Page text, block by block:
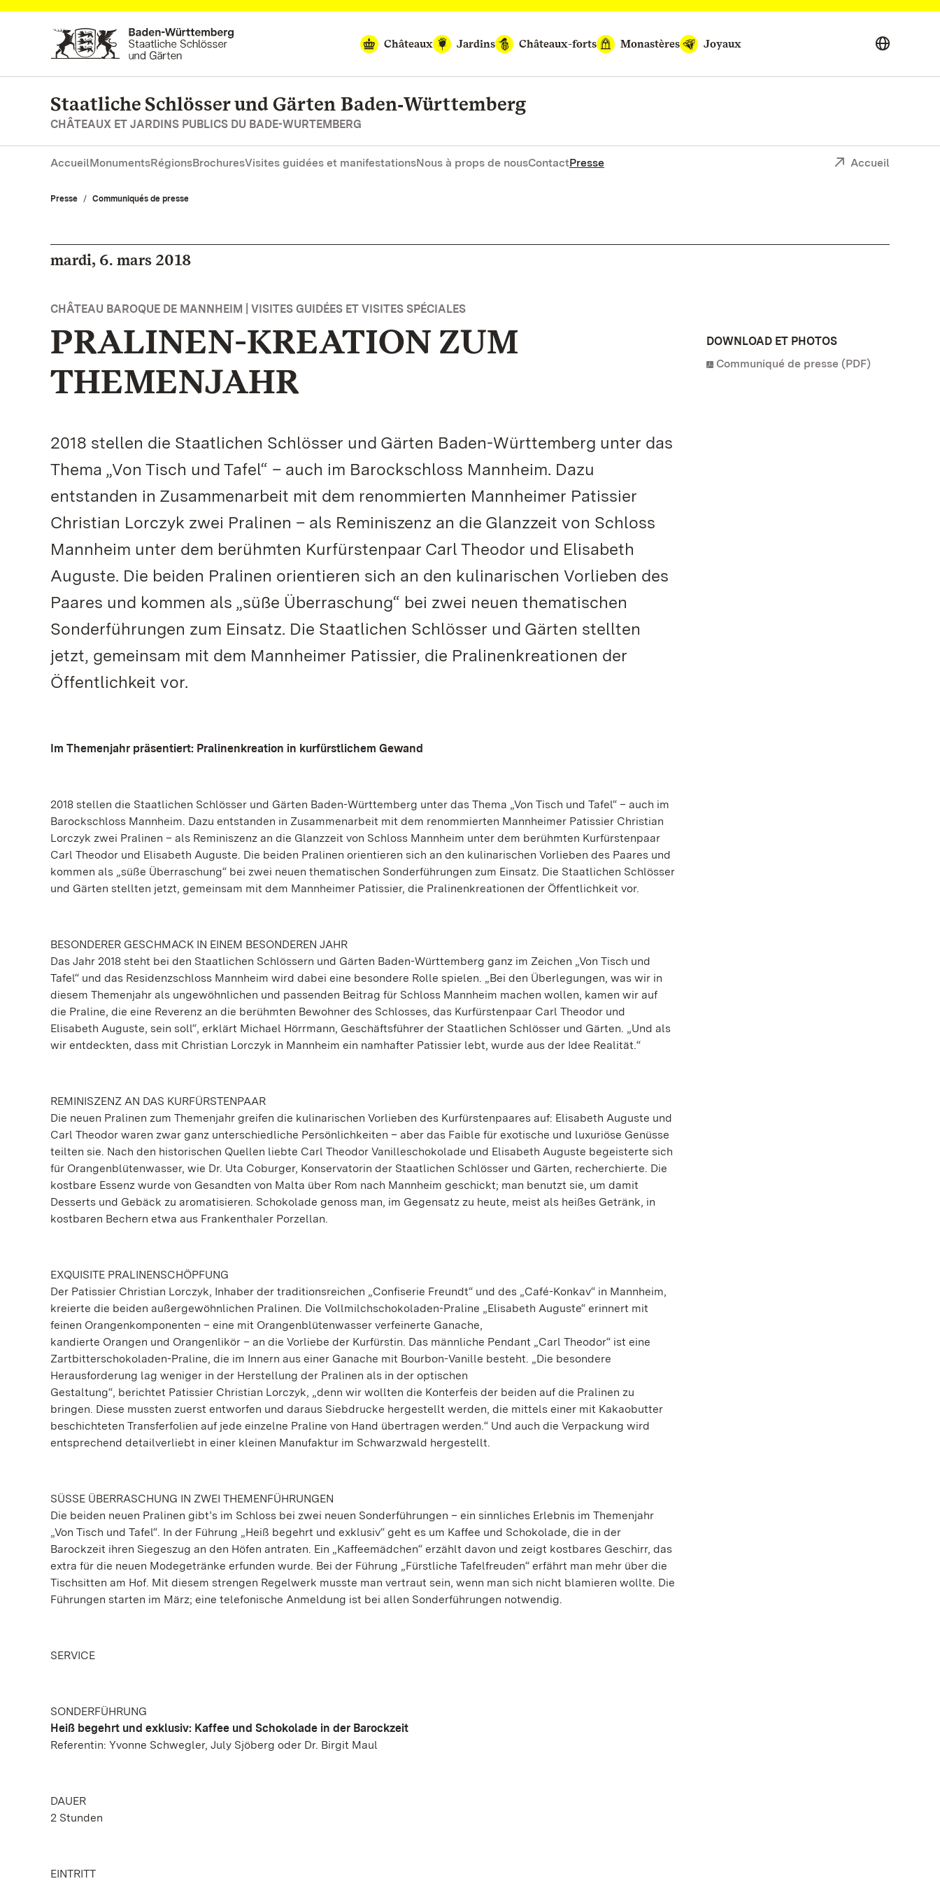
Vers la page d’accueil
Châteaux
Jardins Châteaux-forts Monastères Joyaux
Staatliche Schlösser und Gärten Baden‑Württemberg
CHÂTEAUX ET JARDINS PUBLICS DU BADE-WURTEMBERG
AccueilMonumentsRégionsBrochuresVisites guidées et manifestationsNous à props de nousContactPresse Accueil
Presse Communiqués de presse
mardi, 6. mars 2018
CHÂTEAU BAROQUE DE MANNHEIM | VISITES GUIDÉES ET VISITES SPÉCIALES
PRALINEN-KREATION ZUM
THEMENJAHR
2018 stellen die Staatlichen Schlösser und Gärten Baden-Württemberg unter das
Thema „Von Tisch und Tafel“ – auch im Barockschloss Mannheim. Dazu
entstanden in Zusammenarbeit mit dem renommierten Mannheimer Patissier
Christian Lorczyk zwei Pralinen – als Reminiszenz an die Glanzzeit von Schloss
Mannheim unter dem berühmten Kurfürstenpaar Carl Theodor und Elisabeth
Auguste. Die beiden Pralinen orientieren sich an den kulinarischen Vorlieben des
Paares und kommen als „süße Überraschung“ bei zwei neuen thematischen
Sonderführungen zum Einsatz. Die Staatlichen Schlösser und Gärten stellten
jetzt, gemeinsam mit dem Mannheimer Patissier, die Pralinenkreationen der
Öffentlichkeit vor.
Im Themenjahr präsentiert: Pralinenkreation in kurfürstlichem Gewand
2018 stellen die Staatlichen Schlösser und Gärten Baden-Württemberg unter das Thema „Von Tisch und Tafel“ – auch im
Barockschloss Mannheim. Dazu entstanden in Zusammenarbeit mit dem renommierten Mannheimer Patissier Christian
Lorczyk zwei Pralinen – als Reminiszenz an die Glanzzeit von Schloss Mannheim unter dem berühmten Kurfürstenpaar
Carl Theodor und Elisabeth Auguste. Die beiden Pralinen orientieren sich an den kulinarischen Vorlieben des Paares und
kommen als „süße Überraschung“ bei zwei neuen thematischen Sonderführungen zum Einsatz. Die Staatlichen Schlösser
und Gärten stellten jetzt, gemeinsam mit dem Mannheimer Patissier, die Pralinenkreationen der Öffentlichkeit vor.
BESONDERER GESCHMACK IN EINEM BESONDEREN JAHR
Das Jahr 2018 steht bei den Staatlichen Schlössern und Gärten Baden-Württemberg ganz im Zeichen „Von Tisch und
Tafel“ und das Residenzschloss Mannheim wird dabei eine besondere Rolle spielen. „Bei den Überlegungen, was wir in
diesem Themenjahr als ungewöhnlichen und passenden Beitrag für Schloss Mannheim machen wollen, kamen wir auf
die Praline, die eine Reverenz an die berühmten Bewohner des Schlosses, das Kurfürstenpaar Carl Theodor und
Elisabeth Auguste, sein soll“, erklärt Michael Hörrmann, Geschäftsführer der Staatlichen Schlösser und Gärten. „Und als
wir entdeckten, dass mit Christian Lorczyk in Mannheim ein namhafter Patissier lebt, wurde aus der Idee Realität.“
REMINISZENZ AN DAS KURFÜRSTENPAAR
Die neuen Pralinen zum Themenjahr greifen die kulinarischen Vorlieben des Kurfürstenpaares auf: Elisabeth Auguste und
Carl Theodor waren zwar ganz unterschiedliche Persönlichkeiten – aber das Faible für exotische und luxuriöse Genüsse
teilten sie. Nach den historischen Quellen liebte Carl Theodor Vanilleschokolade und Elisabeth Auguste begeisterte sich
für Orangenblütenwasser, wie Dr. Uta Coburger, Konservatorin der Staatlichen Schlösser und Gärten, recherchierte. Die
kostbare Essenz wurde von Gesandten von Malta über Rom nach Mannheim geschickt; man benutzt sie, um damit
Desserts und Gebäck zu aromatisieren. Schokolade genoss man, im Gegensatz zu heute, meist als heißes Getränk, in
kostbaren Bechern etwa aus Frankenthaler Porzellan.
EXQUISITE PRALINENSCHÖPFUNG
Der Patissier Christian Lorczyk, Inhaber der traditionsreichen „Confiserie Freundt“ und des „Café-Konkav“ in Mannheim,
kreierte die beiden außergewöhnlichen Pralinen. Die Vollmilchschokoladen-Praline „Elisabeth Auguste“ erinnert mit
feinen Orangenkomponenten – eine mit Orangenblütenwasser verfeinerte Ganache,
kandierte Orangen und Orangenlikör – an die Vorliebe der Kurfürstin. Das männliche Pendant „Carl Theodor“ ist eine
Zartbitterschokoladen-Praline, die im Innern aus einer Ganache mit Bourbon-Vanille besteht. „Die besondere
Herausforderung lag weniger in der Herstellung der Pralinen als in der optischen
Gestaltung“, berichtet Patissier Christian Lorczyk, „denn wir wollten die Konterfeis der beiden auf die Pralinen zu
bringen. Diese mussten zuerst entworfen und daraus Siebdrucke hergestellt werden, die mittels einer mit Kakaobutter
beschichteten Transferfolien auf jede einzelne Praline von Hand übertragen werden.“ Und auch die Verpackung wird
entsprechend detailverliebt in einer kleinen Manufaktur im Schwarzwald hergestellt.
SÜSSE ÜBERRASCHUNG IN ZWEI THEMENFÜHRUNGEN
Die beiden neuen Pralinen gibt’s im Schloss bei zwei neuen Sonderführungen – ein sinnliches Erlebnis im Themenjahr
„Von Tisch und Tafel“. In der Führung „Heiß begehrt und exklusiv“ geht es um Kaffee und Schokolade, die in der
Barockzeit ihren Siegeszug an den Höfen antraten. Ein „Kaffeemädchen“ erzählt davon und zeigt kostbares Geschirr, das
extra für die neuen Modegetränke erfunden wurde. Bei der Führung „Fürstliche Tafelfreuden“ erfährt man mehr über die
Tischsitten am Hof. Mit diesem strengen Regelwerk musste man vertraut sein, wenn man sich nicht blamieren wollte. Die
Führungen starten im März; eine telefonische Anmeldung ist bei allen Sonderführungen notwendig.
SERVICE
SONDERFÜHRUNG
Heiß begehrt und exklusiv: Kaffee und Schokolade in der Barockzeit
Referentin: Yvonne Schwegler, July Sjöberg oder Dr. Birgit Maul
DAUER
2 Stunden
EINTRITT
DOWNLOAD ET PHOTOS
Communiqué de presse (PDF)